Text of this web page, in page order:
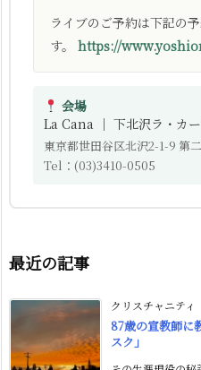
ライブのご予約は下記の
す。 https://
会場
La Cana ｜ 下北沢ラ・カ
東京都世田谷区北沢2-1-9 第
Tel：(03)3410-0505
最近の記事
クリスチャニティ
87歳の宣教師に
スク」